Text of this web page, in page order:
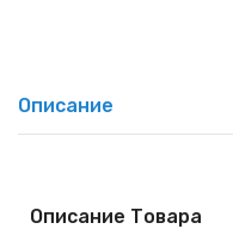
Описание
Описание Товара